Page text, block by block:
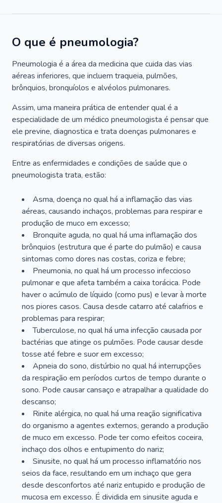
O que é pneumologia?
Pneumologia é a área da medicina que cuida das vias
aéreas inferiores, que incluem traqueia, pulmões,
brônquios, bronquíolos e alvéolos pulmonares.
Assim, uma maneira prática de entender qual é a
especialidade de um médico pneumologista é pensar que
ele previne, diagnostica e trata doenças pulmonares e
respiratórias de diversas origens.
Entre as enfermidades e condições de saúde que o
pneumologista trata, estão:
Asma, doença no qual há a inflamação das vias
aéreas, causando inchaços, problemas para respirar e
produção de muco em excesso;
Bronquite aguda, no qual há uma inflamação dos
brônquios (estrutura que é parte do pulmão) e causa
sintomas como dores nas costas, coriza e febre;
Pneumonia, no qual há um processo infeccioso
pulmonar e que afeta também a caixa torácica. Pode
haver o acúmulo de líquido (como pus) e levar à morte
nos piores casos. Causa desde catarro até calafrios e
problemas para respirar;
Tuberculose, no qual há uma infecção causada por
bactérias que atinge os pulmões. Pode causar desde
tosse até febre e suor em excesso;
Apneia do sono, distúrbio no qual há interrupções
da respiração em períodos curtos de tempo durante o
sono. Pode causar cansaço e atrapalhar a qualidade do
descanso;
Rinite alérgica, no qual há uma reação significativa
do organismo a agentes externos, gerando a produção
de muco em excesso. Pode ter como efeitos coceira,
inchaço dos olhos e entupimento do nariz;
Sinusite, no qual há um processo inflamatório nos
seios da face, resultando em um inchaço que gera
desde desconfortos até nariz entupido e produção de
mucosa em excesso. É dividida em sinusite aguda e